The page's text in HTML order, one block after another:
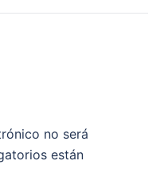
no será
están